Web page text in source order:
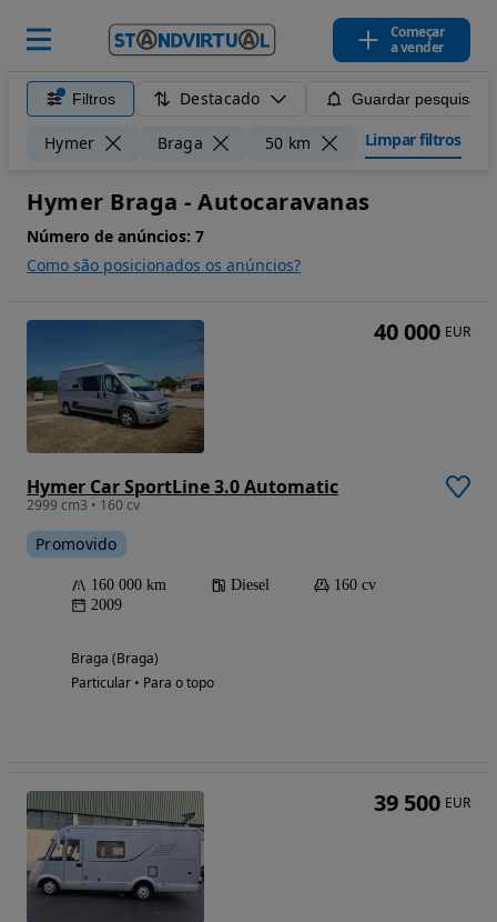
Começar
a vender
Filtros Destacado Guardar pesquisa
Hymer Braga 50 km Limpar filtros
Hymer Braga - Autocaravanas
Número de anúncios: 7
Como são posicionados os anúncios?
Hymer Car SportLine 3.0 Automatic
2999 cm3 • 160 cv
Promovido
160 000 km Diesel
160 cv
2009
Braga (Braga)
Particular • Para o topo
40 000 EUR
39 500 EUR